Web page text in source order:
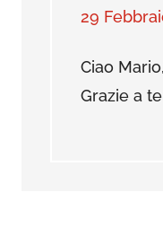
29
Ciao
Grazie a